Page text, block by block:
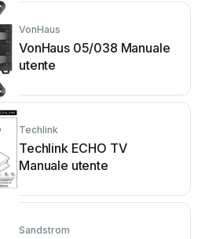
VonHaus
VonHaus 05/038 Manuale
utente
Techlink
Techlink ECHO TV
Manuale utente
Sandstrom